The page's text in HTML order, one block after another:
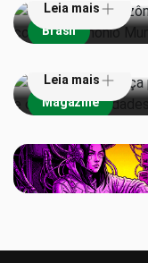
Brasil
Leia mais
Magazine
Derrota na
Harry e outras
Leia mais